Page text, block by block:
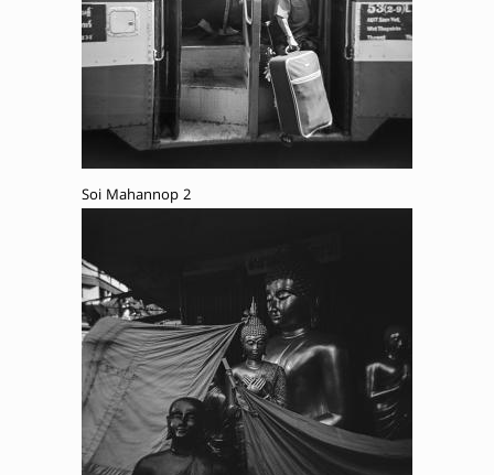
Soi Mahannop 2